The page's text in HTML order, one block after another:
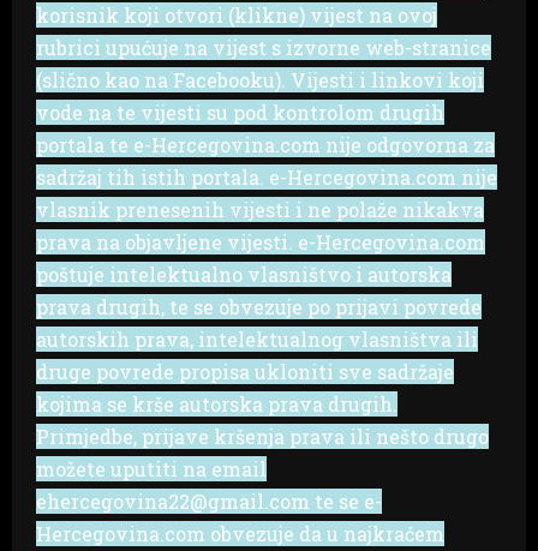
korisnik koji otvori (klikne) vijest na ovoj
rubrici upućuje na vijest s izvorne web-stranice
(slično kao na Facebooku). Vijesti i linkovi koji
vode na te vijesti su pod kontrolom drugih
portala te e-Hercegovina.com nije odgovorna za
sadržaj tih istih portala. e-Hercegovina.com nije
vlasnik prenesenih vijesti i ne polaže nikakva
prava na objavljene vijesti. e-Hercegovina.com
poštuje intelektualno vlasništvo i autorska
prava drugih, te se obvezuje po prijavi povrede
autorskih prava, intelektualnog vlasništva ili
druge povrede propisa ukloniti sve sadržaje
kojima se krše autorska prava drugih.
Primjedbe, prijave kršenja prava ili nešto drugo
možete uputiti na email
ehercegovina22@gmail.com te se e-
Hercegovina.com obvezuje da u najkraćem